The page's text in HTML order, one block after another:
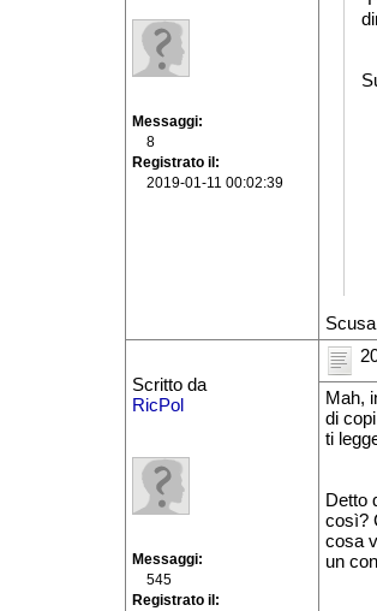
Messaggi
8
Registrato il
2019-01-11 00:02:39
Scritto da
RicPol
Messaggi
545
Registrato il
Mah,
di
ti
Detto
così?
cosa
un